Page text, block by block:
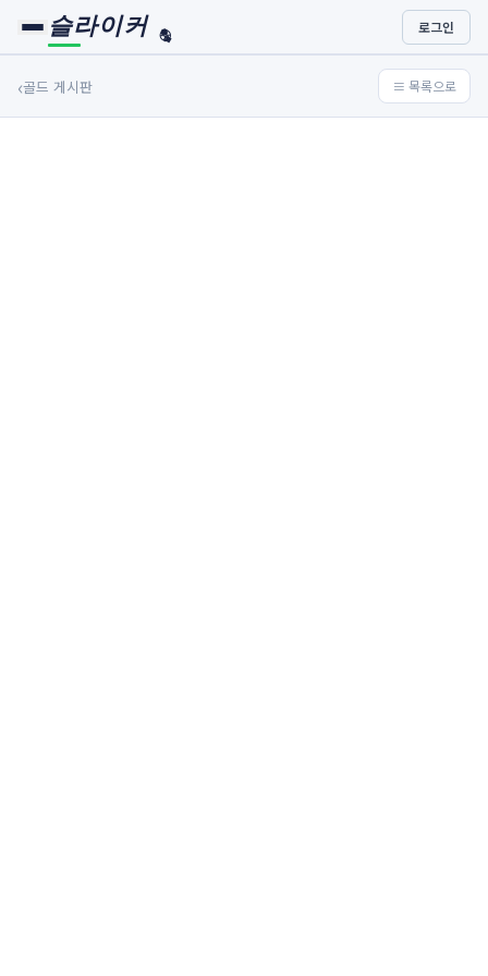
슬라이커 🏀
⚾ 로그인
‹골드 게시판 ≡ 목록으로